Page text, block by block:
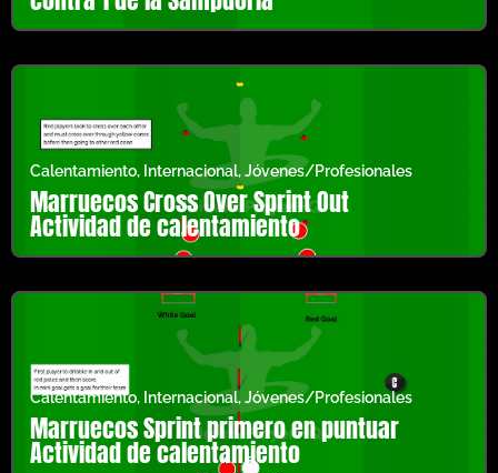
Calentamiento, Internacional,Jóvenes/Profesionales
Marruecos Cross Over Sprint Out
Actividad de calentamiento
Calentamiento, Internacional,Jóvenes/Profesionales
Marruecos Sprint primero en puntuar
Actividad de calentamiento